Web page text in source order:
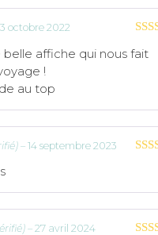
3 octobre 2022
affiche qui nous fait
!
au top
– 14 septembre 2023
– 27 avril 2024